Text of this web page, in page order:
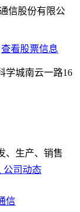
信股份有限公
查看股票信息
学城南云一路16
、生产、销售
公司动态
信